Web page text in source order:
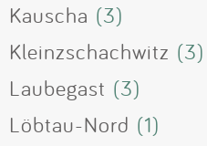
Kauscha (3)
Kleinzschachwitz (3)
Laubegast (3)
Löbtau-Nord (1)